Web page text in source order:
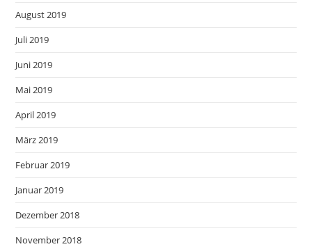
August 2019
Juli 2019
Juni 2019
Mai 2019
April 2019
März 2019
Februar 2019
Januar 2019
Dezember 2018
November 2018